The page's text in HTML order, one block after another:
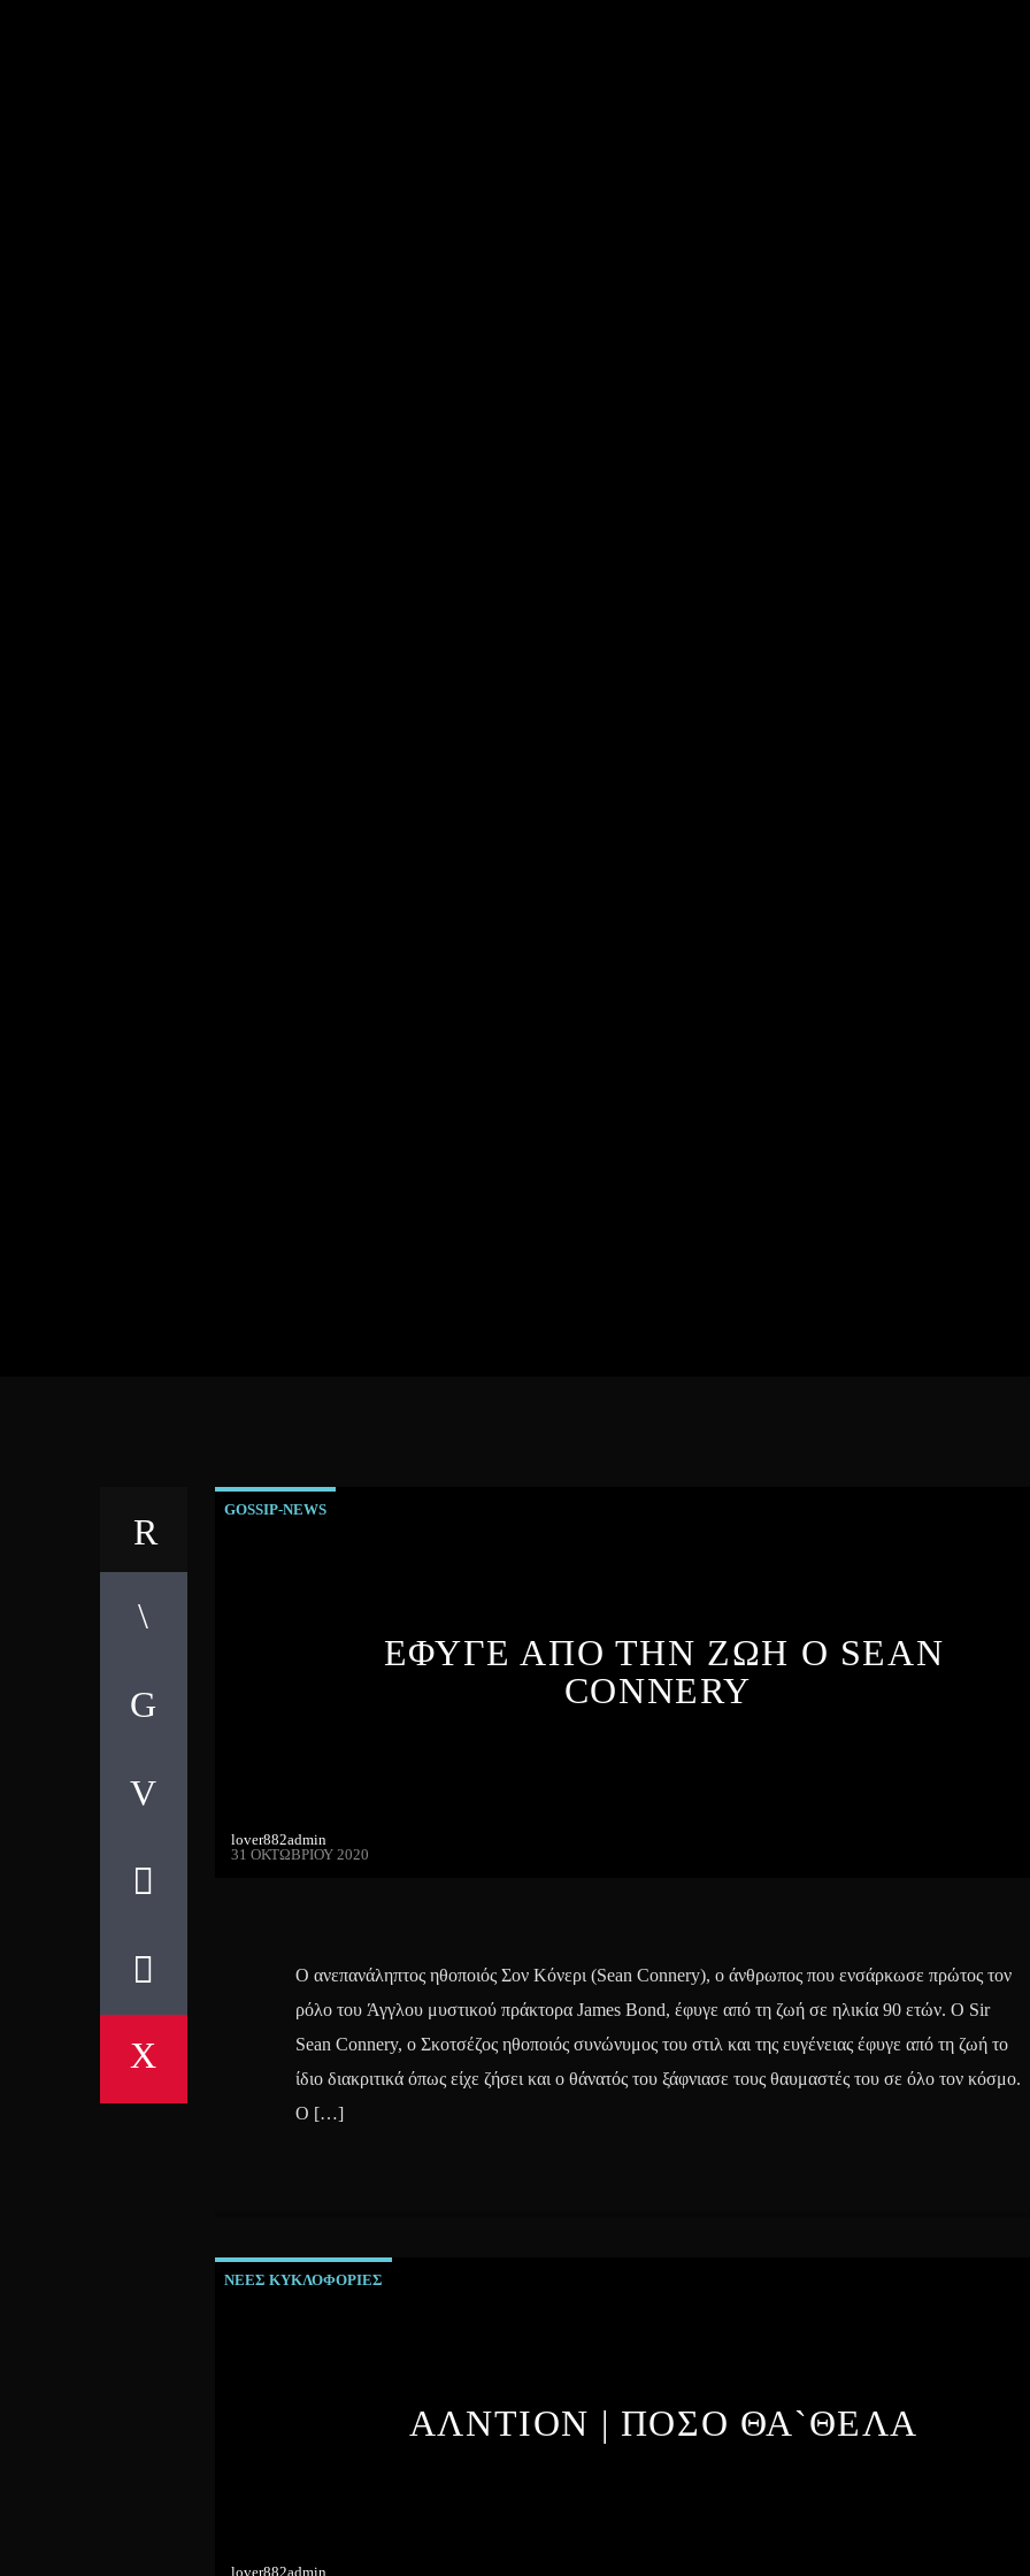
GOSSIP-NEWS
ΕΦΥΓΕ ΑΠΟ ΤΗΝ ΖΩΗ Ο SEAN
CONNERY
lover882admin
31 ΟΚΤΩΒΡΊΟΥ 2020
Ο ανεπανάληπτος ηθοποιός Σον Κόνερι (Sean Connery), ο άνθρωπος που ενσάρκωσε πρώτος τον
ρόλο του Άγγλου μυστικού πράκτορα James Bond, έφυγε από τη ζωή σε ηλικία 90 ετών. Ο Sir
Sean Connery, ο Σκοτσέζος ηθοποιός συνώνυμος του στιλ και της ευγένειας έφυγε από τη ζωή το
ίδιο διακριτικά όπως είχε ζήσει και ο θάνατός του ξάφνιασε τους θαυμαστές του σε όλο τον κόσμο.
Ο […]
ΝΕΕΣ ΚΥΚΛΟΦΟΡΙΕΣ
ΑΛΝΤΙΟΝ | ΠΟΣΟ ΘΑ`ΘΕΛΑ
lover882admin